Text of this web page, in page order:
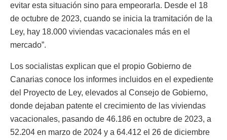
evitar esta situación sino para empeorarla. Desde el 18
de octubre de 2023, cuando se inicia la tramitación de la
Ley, hay 18.000 viviendas vacacionales más en el
mercado”.
Los socialistas explican que el propio Gobierno de
Canarias conoce los informes incluidos en el expediente
del Proyecto de Ley, elevados al Consejo de Gobierno,
donde dejaban patente el crecimiento de las viviendas
vacacionales, pasando de 46.186 en octubre de 2023, a
52.204 en marzo de 2024 y a 64.412 el 26 de diciembre